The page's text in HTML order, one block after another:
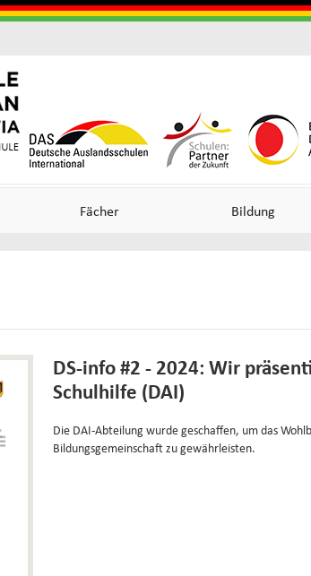
Skip
to
Links
Fächer Bildung
DS-info #2 - 2024: Wir
Schulhilfe (DAI)
Die DAI-Abteilung wurde geschaffen, um das
Bildungsgemeinschaft zu gewährleisten.